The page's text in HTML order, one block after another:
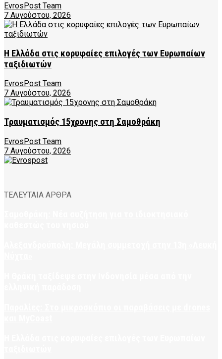
EvrosPost Team
7 Αυγούστου, 2026
Η Ελλάδα στις κορυφαίες επιλογές των Ευρωπαίων
ταξιδιωτών
EvrosPost Team
7 Αυγούστου, 2026
Τραυματισμός 15χρονης στη Σαμοθράκη
EvrosPost Team
7 Αυγούστου, 2026
ΤΕΛΕΥΤΑΙΑ ΑΡΘΡΑ